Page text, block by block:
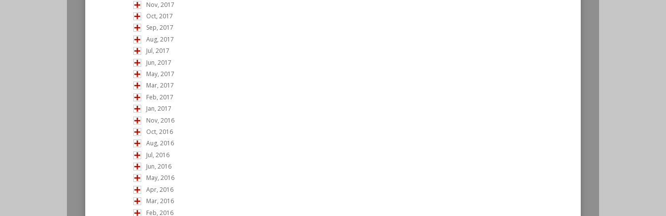
Nov, 2017
Oct, 2017
Sep, 2017
Aug, 2017
Jul, 2017
Jun, 2017
May, 2017
Mar, 2017
Feb, 2017
Jan, 2017
Nov, 2016
Oct, 2016
Aug, 2016
Jul, 2016
Jun, 2016
May, 2016
Apr, 2016
Mar, 2016
Feb, 2016